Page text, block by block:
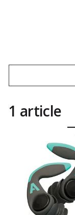
1 article